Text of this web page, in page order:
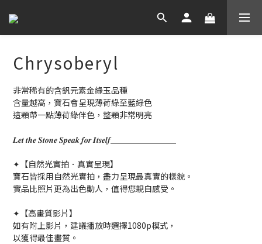
Chrysoberyl​
非常稀有的含釩元素金綠玉品種
含量越高，寶石會呈現薄荷綠至藍綠色
這顆帶一點薄荷綠伴色，整顆非常明亮
𝑳𝒆𝒕 𝒕𝒉𝒆 𝑺𝒕𝒐𝒏𝒆 𝑺𝒑𝒆𝒂𝒌 𝒇𝒐𝒓 𝑰𝒕𝒔𝒆𝒍𝒇＿＿＿＿＿＿＿＿
✦【自然光實拍．真實呈現】
寶石皆採用自然光實拍，盡力呈現最真實的樣貌。
實品比照片更為出色動人，值得您親自感受。
✦【高畫質影片】
如有附上影片，建議播放時選擇1080p模式，
以獲得最佳畫質。